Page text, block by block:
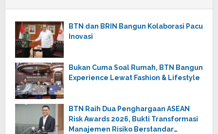
BTN dan BRIN Bangun Kolaborasi Pacu
Inovasi
Bukan Cuma Soal Rumah, BTN Bangun
Experience Lewat Fashion & Lifestyle
BTN Raih Dua Penghargaan ASEAN
Risk Awards 2026, Bukti Transformasi
Manajemen Risiko Berstandar